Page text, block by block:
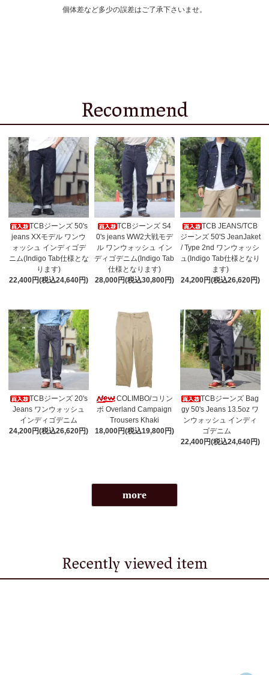
個体差など多少の誤差はご了承下さいませ。
TCBジーンズ 50's
jeans XXモデル ワンウ
ォッシュ インディゴデ
ニム(Indigo Tab仕様とな
ります)
22,400円(税込24,640円)
TCBジーンズ S4
0's jeans WW2大戦モデ
ル ワンウォッシュ イン
ディゴデニム(Indigo Tab
仕様となります)
28,000円(税込30,800円)
TCB JEANS/TCB
ジーンズ 50'S JeanJaket
/ Type 2nd ワンウォッシ
ュ(Indigo Tab仕様となり
ます)
24,200円(税込26,620円)
TCBジーンズ 20's
Jeans ワンウォッシュ
インディゴデニム
24,200円(税込26,620円)
COLIMBO/コリン
ボ Overland Campaign
Trousers Khaki
18,000円(税込19,800円)
TCBジーンズ Bag
gy 50's Jeans 13.5oz ワ
ンウォッシュ インディ
ゴデニム
22,400円(税込24,640円)
more